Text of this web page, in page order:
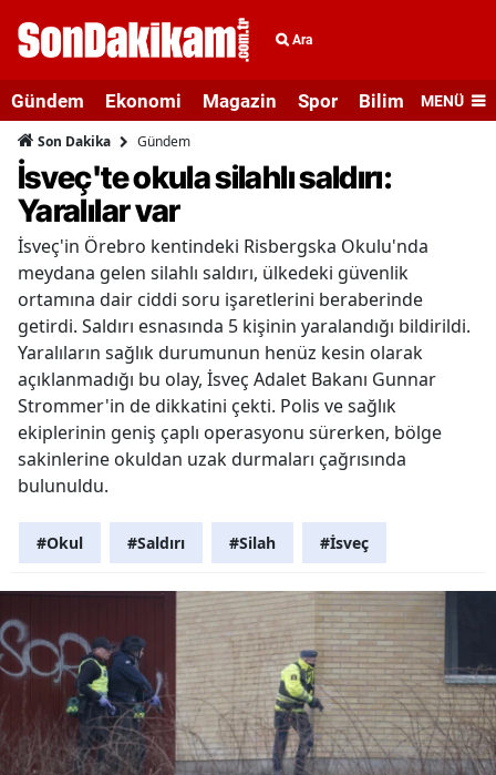
Ara
Gündem Ekonomi Magazin Spor Bilim veMENÜ
Son Dakika Gündem
İsveç'te okula silahlı saldırı:
Yaralılar var
İsveç'in Örebro kentindeki Risbergska Okulu'nda
meydana gelen silahlı saldırı, ülkedeki güvenlik
ortamına dair ciddi soru işaretlerini beraberinde
getirdi. Saldırı esnasında 5 kişinin yaralandığı bildirildi.
Yaralıların sağlık durumunun henüz kesin olarak
açıklanmadığı bu olay, İsveç Adalet Bakanı Gunnar
Strommer'in de dikkatini çekti. Polis ve sağlık
ekiplerinin geniş çaplı operasyonu sürerken, bölge
sakinlerine okuldan uzak durmaları çağrısında
bulunuldu.
#Okul #Saldırı #Silah #İsveç